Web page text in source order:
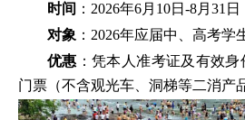
时间 ：2026年6月10日-8月31日
对象 ：2026年应届中、高考学
优惠 ：凭本人准考证及有效
门票（不含观光车、洞梯等二消产